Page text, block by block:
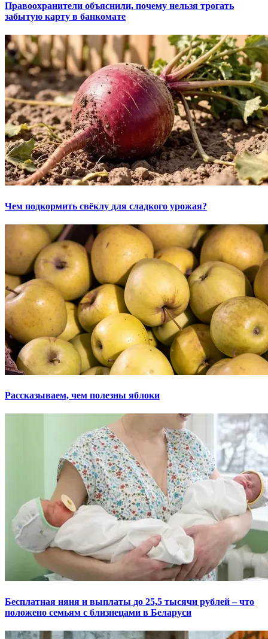
Правоохранители объяснили, почему нельзя трогать
забытую карту в банкомате
Чем подкормить свёклу для сладкого урожая?
Рассказываем, чем полезны яблоки
Бесплатная няня и выплаты до 25,5 тысячи рублей – что
положено семьям с близнецами в Беларуси